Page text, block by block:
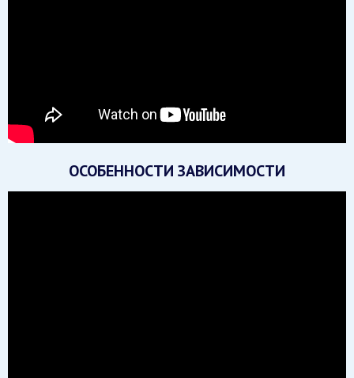
ОСОБЕННОСТИ ЗАВИСИМОСТИ